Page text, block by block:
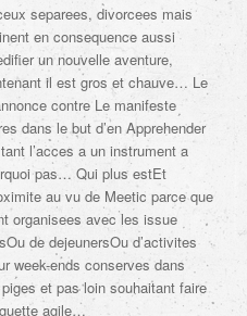
separees, divorcees mais
en consequence aussi
un nouvelle aventure,
il est gros et chauve… Le
contre Le manifeste
dans le but d’en Apprehender
l’acces a un instrument a
pas… Qui plus estEt
au vu de Meetic parce que
organisees avec les issue
de dejeunersOu d’activites
week-ends conserves dans
et pas loin souhaitant faire
agile…